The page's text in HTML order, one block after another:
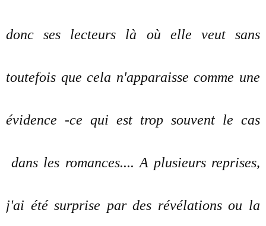
donc ses lecteurs là où elle veut sans
toutefois que cela n'apparaisse comme une
évidence -ce qui est trop souvent le cas
dans les romances.... A plusieurs reprises,
j'ai été surprise par des révélations ou la